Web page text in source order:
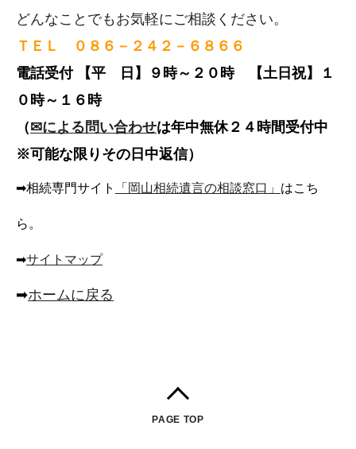
どんなことでもお気軽にご相談ください。
ＴＥＬ ０８６－２４２－６８６６
電話受付【平 日】９時～２０時 【土日祝】１
０時～１６時
（✉による問い合わせは年中無休２４時間受付中
※可能な限りその日中返信）
➡相続専門サイト 「岡山相続遺言の相談窓口」 はこち
ら。
➡サイトマップ
➡ホームに戻る
PAGE TOP